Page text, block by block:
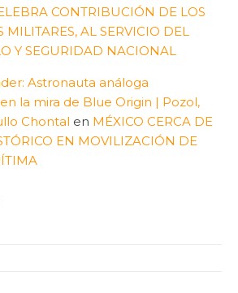
CONTRIBUCIÓN DE LOS
MILITARES, AL SERVICIO DEL
Y SEGURIDAD NACIONAL
Astronauta análoga
la mira de Blue Origin | Pozol,
Chontal en MÉXICO CERCA DE
EN MOVILIZACIÓN DE